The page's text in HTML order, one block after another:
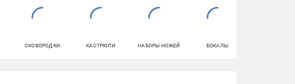
СКОВОРОДКИ КАСТРЮЛИ НАБОРЫ НОЖЕЙ БОКАЛЫ